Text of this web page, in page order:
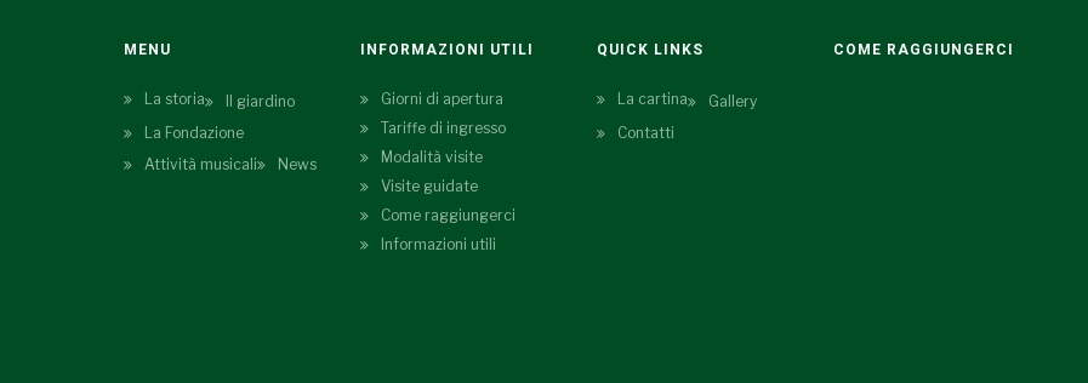
MENU
La storia
Il giardino
La Fondazione
Attività musicali
News
INFORMAZIONI UTILI
Giorni di apertura
Tariffe di ingresso
Modalità visite
Visite guidate
Come raggiungerci
Informazioni utili
QUICK LINKS
La cartina
Gallery
Contatti
COME RAGGIUNGERCI